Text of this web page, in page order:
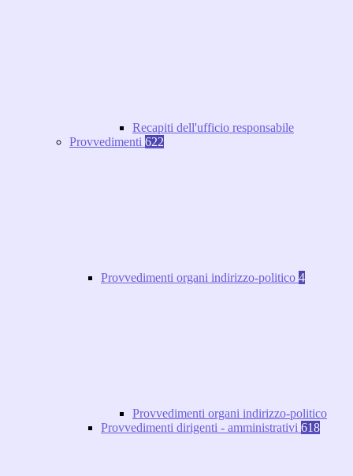
Recapiti dell'ufficio responsabile
Provvedimenti 622
Provvedimenti organi indirizzo-politico 4
Provvedimenti organi indirizzo-politico
Provvedimenti dirigenti - amministrativi 618